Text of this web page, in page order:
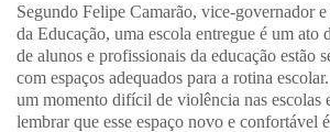
Segundo Felipe Camarão, vice-governador
da Educação, uma escola entregue é um ato
de alunos e profissionais da educação estão
com espaços adequados para a rotina
um momento difícil de violência nas escolas
lembrar que esse espaço novo e confortável